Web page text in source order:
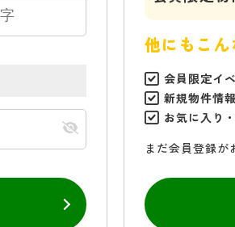
他にもこ
会員限定イ
新規物件情
お気に入り
まだ会員登録が